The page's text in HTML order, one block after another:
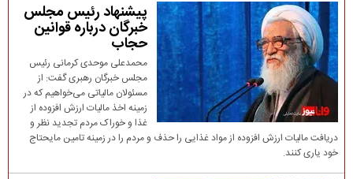
پیشنهاد رئیس مجلس
خبرگان درباره قوانین
حجاب
محمدعلی موحدی کرمانی رئیس
مجلس خبرگان رهبری گفت: از
مسئولان مالیاتی می‌خواهیم که در
زمینه اخذ مالیات ارزش افزوده از
غذا و خوراک مردم تجدید نظر و
دریافت مالیات ارزش افزوده از مواد غذایی را حذف و مردم را در زمینه تامین مایحتاج
خود یاری کنند.